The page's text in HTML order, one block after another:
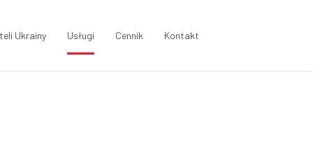
Ukrainy Usługi Cennik Kontakt